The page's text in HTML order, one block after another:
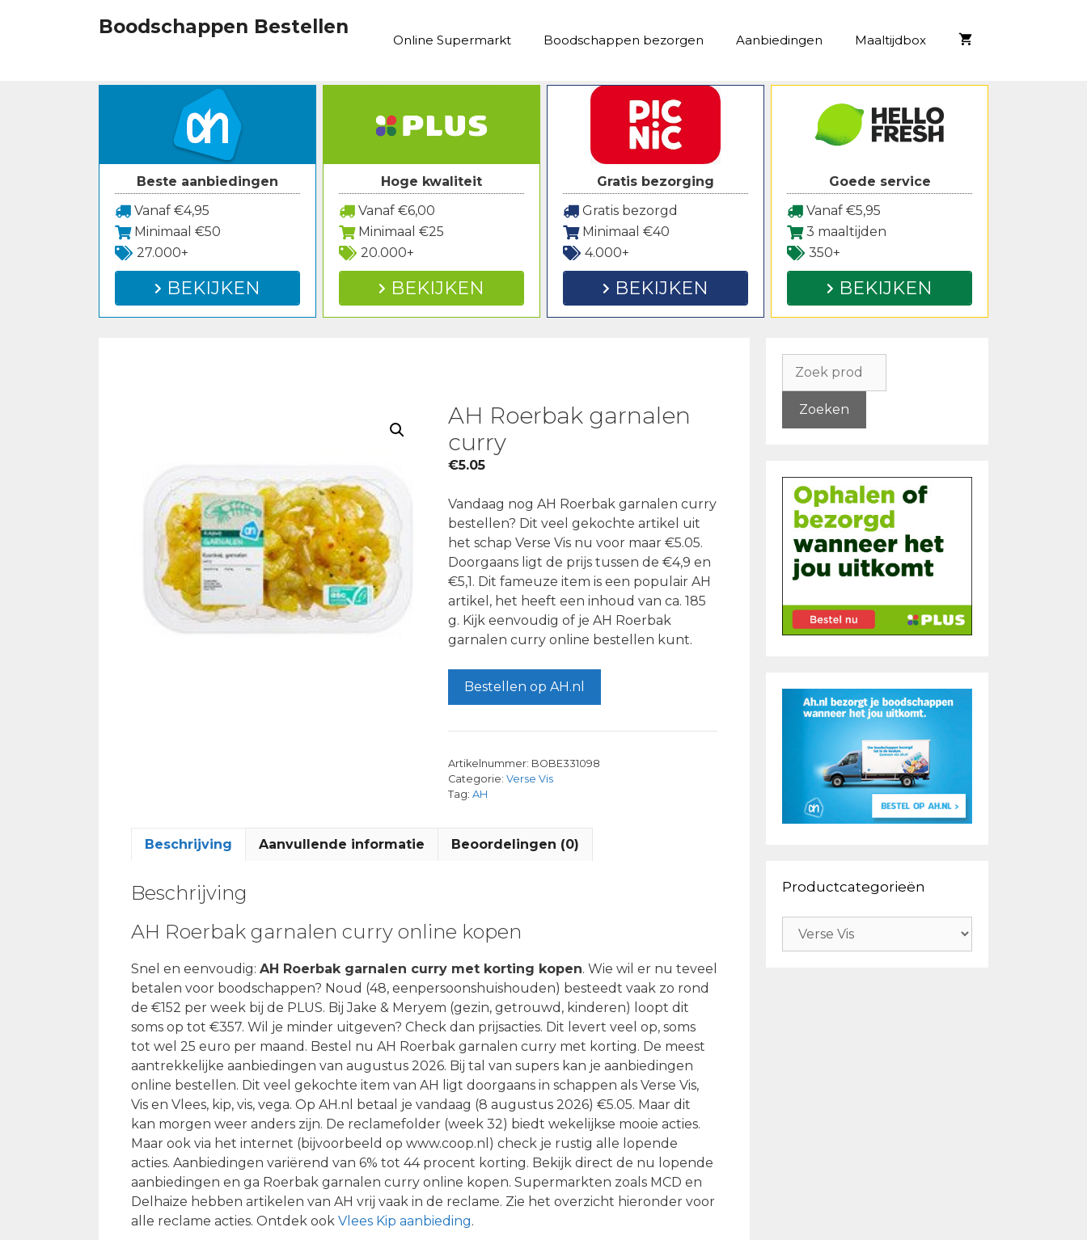
Boodschappen Bestellen
Online Supermarkt Boodschappen bezorgen Aanbiedingen Maaltijdbox
Beste aanbiedingen
Vanaf €4,95
Minimaal €50
27.000+
BEKIJKEN
Hoge kwaliteit
Vanaf €6,00
Minimaal €25
20.000+
BEKIJKEN
Gratis bezorging
Gratis bezorgd
Minimaal €40
4.000+
BEKIJKEN
Goede service
Vanaf €5,95
3 maaltijden
350+
BEKIJKEN
AH Roerbak garnalen
curry
€5.05
Vandaag nog AH Roerbak garnalen curry
bestellen? Dit veel gekochte artikel uit
het schap Verse Vis nu voor maar €5.05.
Doorgaans ligt de prijs tussen de €4,9 en
€5,1. Dit fameuze item is een populair AH
artikel, het heeft een inhoud van ca. 185
g. Kijk eenvoudig of je AH Roerbak
garnalen curry online bestellen kunt.
Bestellen op AH.nl
Artikelnummer: BOBE331098
Categorie: Verse Vis
Tag: AH
Beschrijving Aanvullende informatie Beoordelingen (0)
Beschrijving
AH Roerbak garnalen curry online kopen
Snel en eenvoudig: AH Roerbak garnalen curry met korting kopen. Wie wil er nu teveel
betalen voor boodschappen? Noud (48, eenpersoonshuishouden) besteedt vaak zo rond
de €152 per week bij de PLUS. Bij Jake & Meryem (gezin, getrouwd, kinderen) loopt dit
soms op tot €357. Wil je minder uitgeven? Check dan prijsacties. Dit levert veel op, soms
tot wel 25 euro per maand. Bestel nu AH Roerbak garnalen curry met korting. De meest
aantrekkelijke aanbiedingen van augustus 2026. Bij tal van supers kan je aanbiedingen
online bestellen. Dit veel gekochte item van AH ligt doorgaans in schappen als Verse Vis,
Vis en Vlees, kip, vis, vega. Op AH.nl betaal je vandaag (8 augustus 2026) €5.05. Maar dit
kan morgen weer anders zijn. De reclamefolder (week 32) biedt wekelijkse mooie acties.
Maar ook via het internet (bijvoorbeeld op www.coop.nl) check je rustig alle lopende
acties. Aanbiedingen variërend van 6% tot 44 procent korting. Bekijk direct de nu lopende
aanbiedingen en ga Roerbak garnalen curry online kopen. Supermarkten zoals MCD en
Delhaize hebben artikelen van AH vrij vaak in de reclame. Zie het overzicht hieronder voor
alle reclame acties. Ontdek ook Vlees Kip aanbieding.
naar:
Zoeken
Productcategorieën